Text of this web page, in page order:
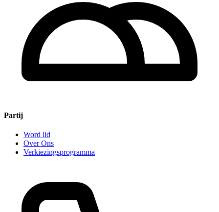
Partij
Word lid
Over Ons
Verkiezingsprogramma